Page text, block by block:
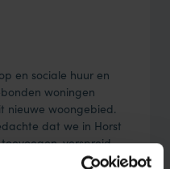
en sociale huur en
woningen
nieuwe woongebied.
dat we in Horst
verspreid
den Brok van